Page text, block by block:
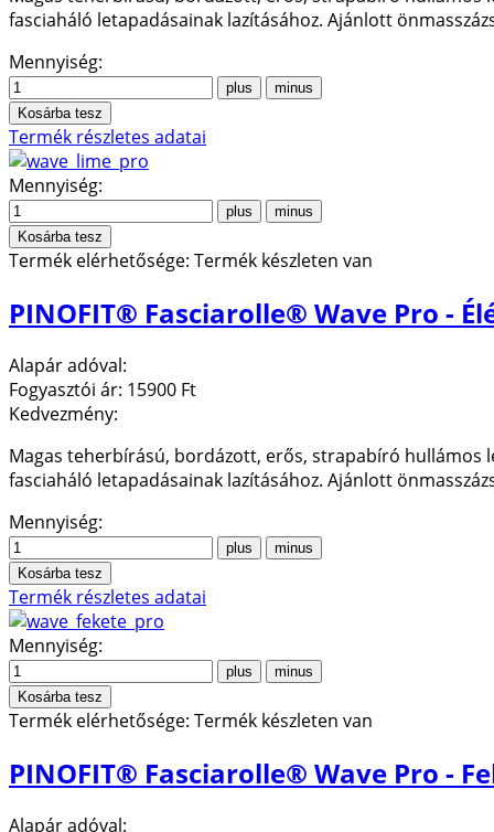
fasciaháló letapadásainak lazításához. Ajánlott
Mennyiség:
Termék részletes adatai
Mennyiség:
Termék elérhetősége: Termék készleten van
PINOFIT® Fasciarolle® Wave Pro -
Alapár adóval:
Fogyasztói ár: 15900 Ft
Kedvezmény:
Magas teherbírású, bordázott, erős, strapabíró hullámos
fasciaháló letapadásainak lazításához. Ajánlott
Mennyiség:
Termék részletes adatai
Mennyiség:
Termék elérhetősége: Termék készleten van
PINOFIT® Fasciarolle® Wave Pro -
Alapár adóval: